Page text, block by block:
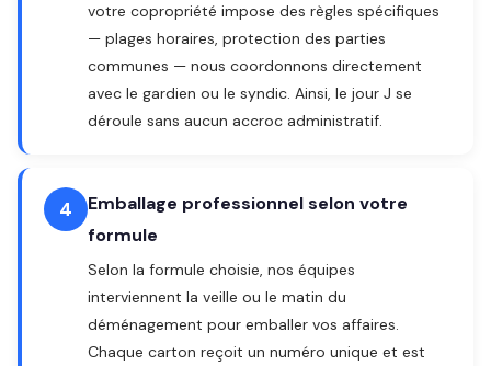
votre copropriété impose des règles spécifiques
— plages horaires, protection des parties
communes — nous coordonnons directement
avec le gardien ou le syndic. Ainsi, le jour J se
déroule sans aucun accroc administratif.
4
Emballage professionnel selon votre
formule
Selon la formule choisie, nos équipes
interviennent la veille ou le matin du
déménagement pour emballer vos affaires.
Chaque carton reçoit un numéro unique et est